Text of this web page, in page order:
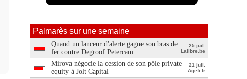
Palmarès sur une semaine
Quand un lanceur d'alerte gagne son bras de
fer contre Degroof Petercam
25 juil.
Lalibre.be
Mirova négocie la cession de son pôle private
equity à Jolt Capital
21 juil.
Agefi.fr